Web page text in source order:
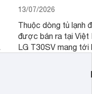
13/07/2026
Thuộc dòng tủ lạnh
được bán ra tại Việt
LG T30SV mang tới
mức giá bán dễ
nhiều khách hàng